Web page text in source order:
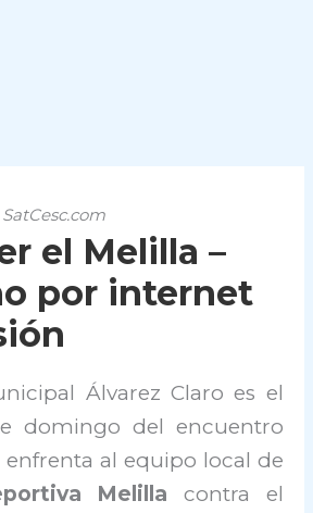
el Melilla –
por internet
Álvarez Claro es el
domingo del encuentro
al equipo local de
Melillacontra el